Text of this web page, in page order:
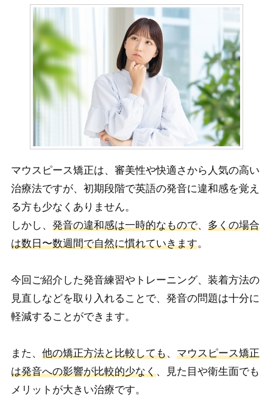
マウスピース矯正は、審美性や快適さから人気の高い
治療法ですが、初期段階で英語の発音に違和感を覚え
る方も少なくありません。
しかし、 発音の違和感は一時的なもので、 多くの場合
は数日〜数週間で自然に慣れていきます。
今回ご紹介した発音練習やトレーニング、装着方法の
見直しなどを取り入れることで、発音の問題は十分に
軽減することができます。
また、 他の矯正方法と比較しても、 マウスピース矯正
は発音への影響が比較的少なく、見た目や衛生面でも
メリットが大きい治療です。